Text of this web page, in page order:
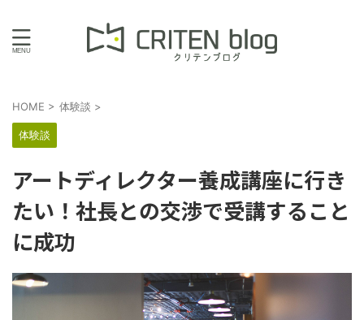
HOME > 体験談 >
体験談
アートディレクター養成講座に行き
たい！社長との交渉で受講すること
に成功